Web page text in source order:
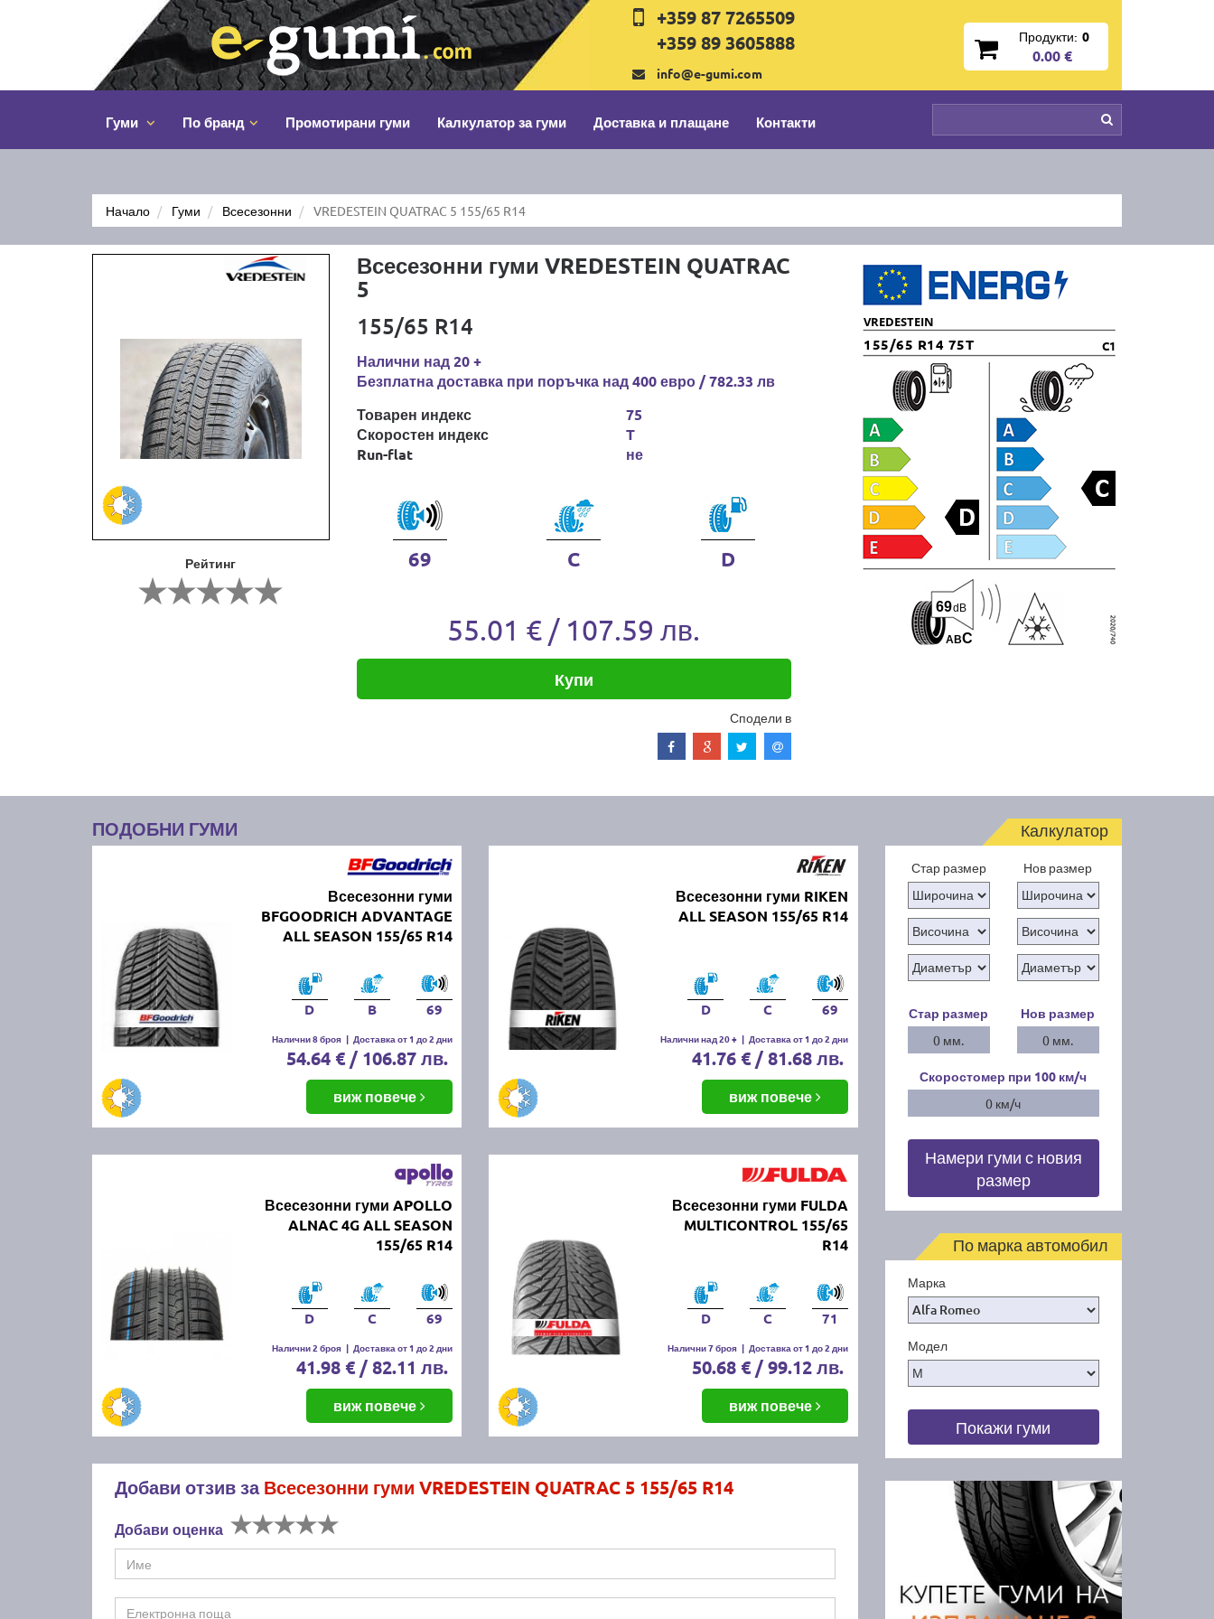
+359 87 7265509
+359 89 3605888
info@e-gumi.com
Продукти: 0
0.00 €
Гуми По бранд Промотирани гуми Калкулатор за гуми Доставка и плащане Контакти
Начало Гуми Всесезонни VREDESTEIN QUATRAC 5 155/65 R14
Рейтинг
Всесезонни гуми VREDESTEIN QUATRAC
5
155/65 R14
Налични над 20 +
Безплатна доставка при поръчка над 400 евро / 782.33 лв
Товарен индекс
Скоростен индекс
Run-flat
75
T
не
69 C D
55.01 € / 107.59 лв.
Купи
Сподели в
VREDESTEIN
155/65 R14 75T C1
A BC
69dB
ПОДОБНИ ГУМИ
Всесезонни гуми
BFGOODRICH ADVANTAGE
ALL SEASON 155/65 R14
D B 69
Налични 8 броя | Доставка от 1 до 2 дни
54.64 € / 106.87 лв.
виж повече
Всесезонни гуми RIKEN
ALL SEASON 155/65 R14
D C 69
Налични над 20 + | Доставка от 1 до 2 дни
41.76 € / 81.68 лв.
виж повече
Всесезонни гуми APOLLO
ALNAC 4G ALL SEASON
155/65 R14
D C 69
Налични 2 броя | Доставка от 1 до 2 дни
41.98 € / 82.11 лв.
виж повече
Всесезонни гуми FULDA
MULTICONTROL 155/65
R14
D C 71
Налични 7 броя | Доставка от 1 до 2 дни
50.68 € / 99.12 лв.
виж повече
Добави отзив заВсесезонни гуми VREDESTEIN QUATRAC 5 155/65 R14
Добави оценка
Калкулатор
Стар размер Нов размер
Стар размер
0 мм.
Нов размер
0 мм.
Скоростомер при 100 км/ч
0 км/ч
Намери гуми с новия
размер
По марка автомобил
Марка
Модел
Покажи гуми